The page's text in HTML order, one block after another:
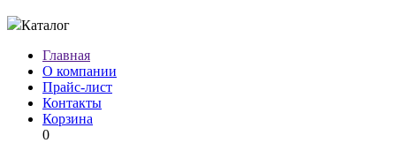
Каталог
Главная
О компании
Прайс-лист
Контакты
Корзина
0